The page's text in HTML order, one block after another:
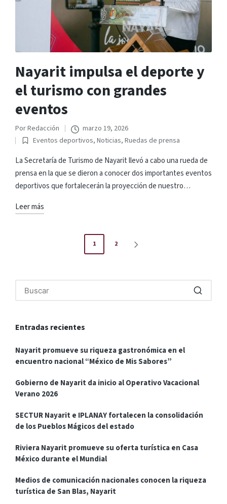
Nayarit impulsa el deporte y
el turismo con grandes
eventos
Publicado
por
PorRedacción
marzo 19, 2026
Publicado
en
Eventos deportivos, Noticias, Ruedas de prensa
La Secretaría de Turismo de Nayarit llevó a cabo una rueda de
prensa en la que se dieron a conocer dos importantes eventos
deportivos que fortalecerán la proyección de nuestro…
Leer más
Paginación
1 2
Entradas recientes
Nayarit promueve su riqueza gastronómica en el
encuentro nacional “México de Mis Sabores”
Gobierno de Nayarit da inicio al Operativo Vacacional
Verano 2026
SECTUR Nayarit e IPLANAY fortalecen la consolidación
de los Pueblos Mágicos del estado
Riviera Nayarit promueve su oferta turística en Casa
México durante el Mundial
Medios de comunicación nacionales conocen la riqueza
turística de San Blas, Nayarit